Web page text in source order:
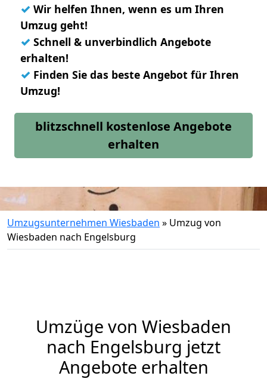
✓ Wir helfen Ihnen, wenn es um Ihren
Umzug geht!
✓ Schnell & unverbindlich Angebote
erhalten!
✓ Finden Sie das beste Angebot für Ihren
Umzug!
blitzschnell kostenlose Angebote
erhalten
Umzugsunternehmen Wiesbaden » Umzug von
Wiesbaden nach Engelsburg
Umzüge von Wiesbaden
nach Engelsburg jetzt
Angebote erhalten